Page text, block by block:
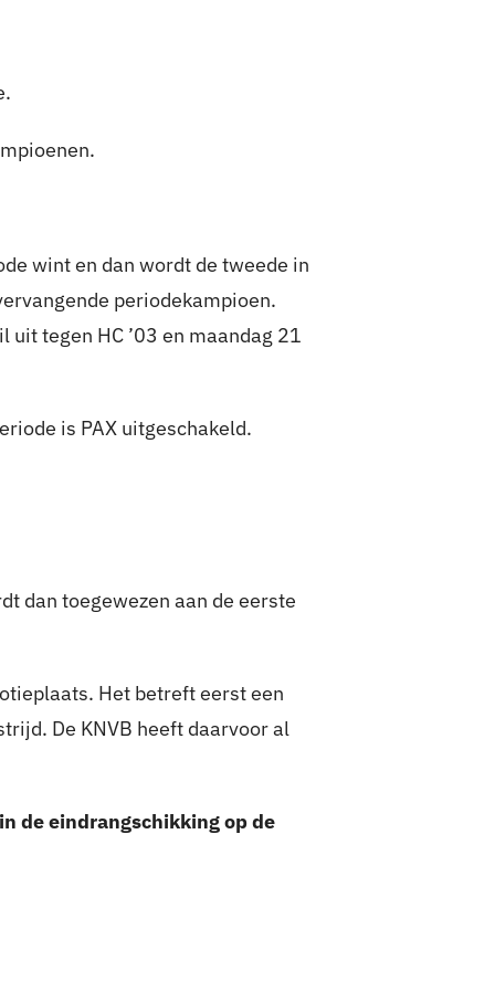
wint en dan wordt de tweede in
periodekampioen.
tegen HC ’03 en maandag 21
is PAX uitgeschakeld.
dan toegewezen aan de eerste
Het betreft eerst een
De KNVB heeft daarvoor al
de eindrangschikking op de